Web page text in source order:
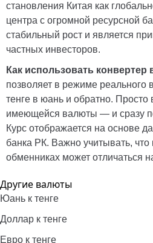
становления Китая как
центра с огромной ресурсной
стабильный рост и является
частных инвесторов.
Как использовать конвертер
позволяет в режиме реального
тенге в юань и обратно. Просто
имеющейся валюты — и сразу
Курс отображается на основе
банка РК. Важно учитывать, что
обменниках может отличаться
Другие валюты
Юань к тенге
Доллар к тенге
Евро к тенге